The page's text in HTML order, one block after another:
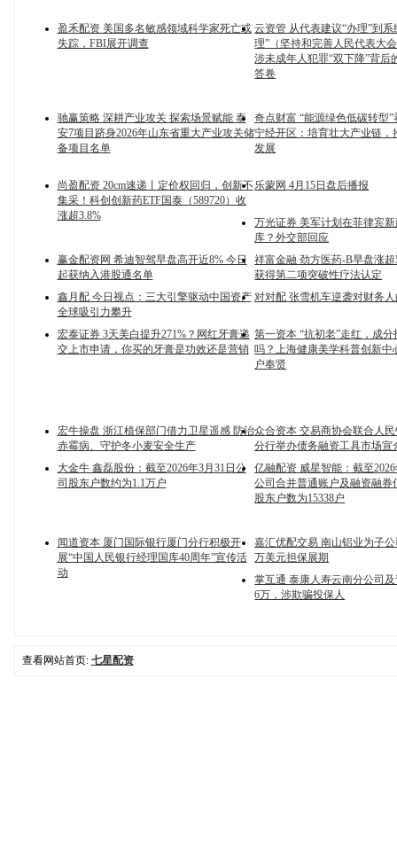
盈禾配资 美国多名敏感领域科学家死亡或
失踪，FBI展开调查
云资管 从代表建议“办理”到系
理”（坚持和完善人民代表大
涉未成年人犯罪“双下降”背后
答卷
驰赢策略 深耕产业攻关 探索场景赋能 泰
安7项目跻身2026年山东省重大产业攻关储
备项目名单
奇点财富 “能源绿色低碳转型
宁经开区：培育壮大产业链，
发展
尚盈配资 20cm速递丨定价权回归，创新不
集采！科创创新药ETF国泰（589720）收
涨超3.8%
乐蒙网 4月15日盘后播报
万光证券 美军计划在菲律宾
库？外交部回应
赢金配资网 希迪智驾早盘高开近8% 今日
起获纳入港股通名单
祥富金融 劲方医药-B早盘涨超
获得第二项突破性疗法认定
鑫月配 今日视点：三大引擎驱动中国资产
全球吸引力攀升
对对配 张雪机车逆袭对财务
宏泰证券 3天美白提升271%？网红牙膏递
交上市申请，你买的牙膏是功效还是营销
第一资本 “抗初老”走红，成
吗？上海健康美学科普创新中
户奉贤
宏牛操盘 浙江植保部门借力卫星遥感 防治
赤霉病、守护冬小麦安全生产
众合资本 交易商协会联合人
分行举办债务融资工具市场宣
大金牛 鑫磊股份：截至2026年3月31日公
司股东户数约为1.1万户
亿融配资 威星智能：截至
公司合并普通账户及融资融券
股东户数为15338户
闻道资本 厦门国际银行厦门分行积极开
展“中国人民银行经理国库40周年”宣传活
动
嘉汇优配交易 南山铝业为子公
万美元担保展期
掌互通 泰康人寿云南分公司
6万，涉欺骗投保人
查看网站首页: 七星配资